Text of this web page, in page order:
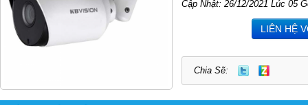
Cập Nhật: 26/12/2021 Lúc 05
LIÊN HỆ
Chia Sẽ: